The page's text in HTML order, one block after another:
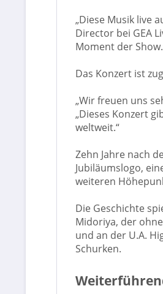
„Diese Musik live
Director bei GEA
Moment der
Das Konzert ist
„Wir freuen uns
„Dieses Konzert
weltweit.“
Zehn Jahre nach
Jubiläumslogo,
weiteren
Die Geschichte
Midoriya, der
und an der U.A.
Schurken.